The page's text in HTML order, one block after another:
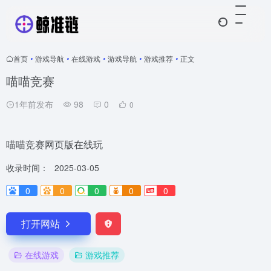
首页 • 游戏导航 • 在线游戏 • 游戏导航 • 游戏推荐 • 正文
喵喵竞赛
1年前发布 98 0 0
喵喵竞赛网页版在线玩
收录时间：
2025-03-05
0
0 0 0 0
打开网站
在线游戏 游戏推荐